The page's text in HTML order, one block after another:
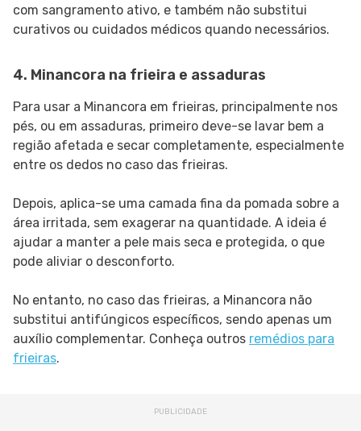
com sangramento ativo, e também não substitui
curativos ou cuidados médicos quando necessários.
4. Minancora na frieira e assaduras
Para usar a Minancora em frieiras, principalmente nos
pés, ou em assaduras, primeiro deve-se lavar bem a
região afetada e secar completamente, especialmente
entre os dedos no caso das frieiras.
Depois, aplica-se uma camada fina da pomada sobre a
área irritada, sem exagerar na quantidade. A ideia é
ajudar a manter a pele mais seca e protegida, o que
pode aliviar o desconforto.
No entanto, no caso das frieiras, a Minancora não
substitui antifúngicos específicos, sendo apenas um
auxílio complementar. Conheça outros remédios para
frieiras.